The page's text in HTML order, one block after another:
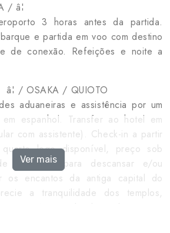
â¦
3 horas antes da partida.
e partida em voo com destino
de conexão. Refeições e noite a
OSAKA / QUIOTO
aduaneiras e assistência por um
espanhol. Transfer ao hotel em
com assistente). Check-in a partir
logo disponível, preço sob
dia livre para descansar e/ou
os encantos da antiga capital do
a tranquilidade dos templos,
e santuários coloridos, observe os
Ver mais